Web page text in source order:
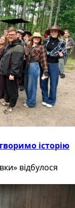
історію
відбулося